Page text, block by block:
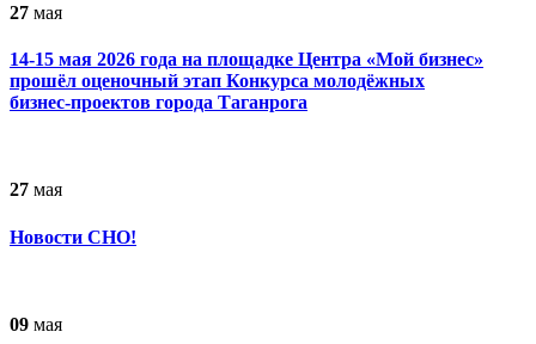
27 мая
14-15 мая 2026 года на площадке Центра «Мой бизнес»
прошёл оценочный этап Конкурса молодёжных
бизнес‑проектов города Таганрога
27 мая
Новости СНО!
09 мая